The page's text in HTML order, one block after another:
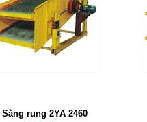
Sàng rung 2YA 2460